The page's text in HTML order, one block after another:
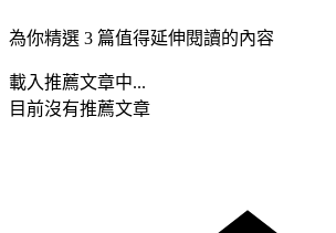
為你精選 3 篇值得延伸閱讀的內容
載入推薦文章中...
目前沒有推薦文章